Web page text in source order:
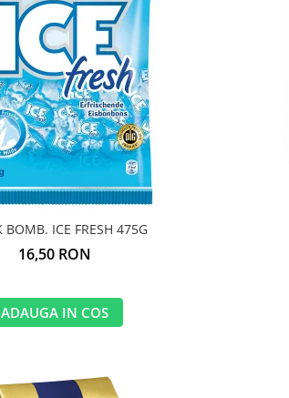
STORK BOMB. ICE FRESH 475G
16,50 RON
ADAUGA IN COS